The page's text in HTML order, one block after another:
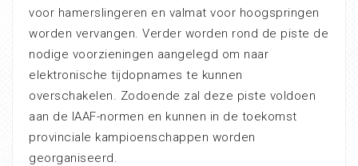
voor hamerslingeren en valmat voor hoogspringen
worden vervangen. Verder worden rond de piste de
nodige voorzieningen aangelegd om naar
elektronische tijdopnames te kunnen
overschakelen. Zodoende zal deze piste voldoen
aan de IAAF-normen en kunnen in de toekomst
provinciale kampioenschappen worden
georganiseerd.